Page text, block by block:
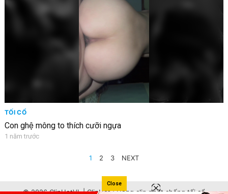
TỐI CỔ
Con ghệ mông to thích cưỡi ngựa
1 năm trước
1 2 3 NEXT
© 2026 ClipHotVL | ClipHot | Hóng clip phốt chống tối cổ
Close